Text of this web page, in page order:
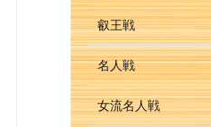
叡王戦
名人戦
女流名人戦